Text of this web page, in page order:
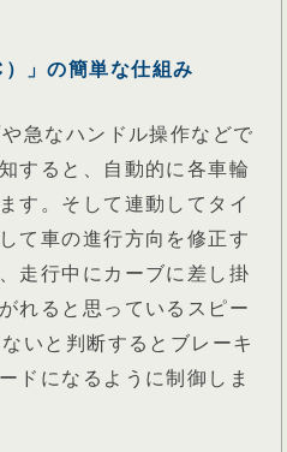
」の簡単な仕組み
急なハンドル操作などで
すると、自動的に各車輪
す。そして連動してタイ
て車の進行方向を修正す
走行中にカーブに差し掛
れると思っているスピー
いと判断するとブレーキ
ドになるように制御しま